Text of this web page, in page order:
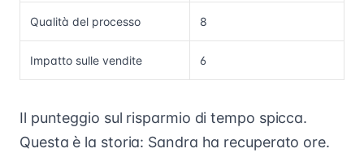
Qualità del processo 8
Impatto sulle vendite 6
Il punteggio sul risparmio di tempo spicca.
Questa è la storia: Sandra ha recuperato ore.